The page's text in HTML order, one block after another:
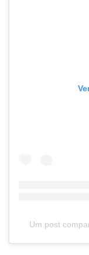
Um post